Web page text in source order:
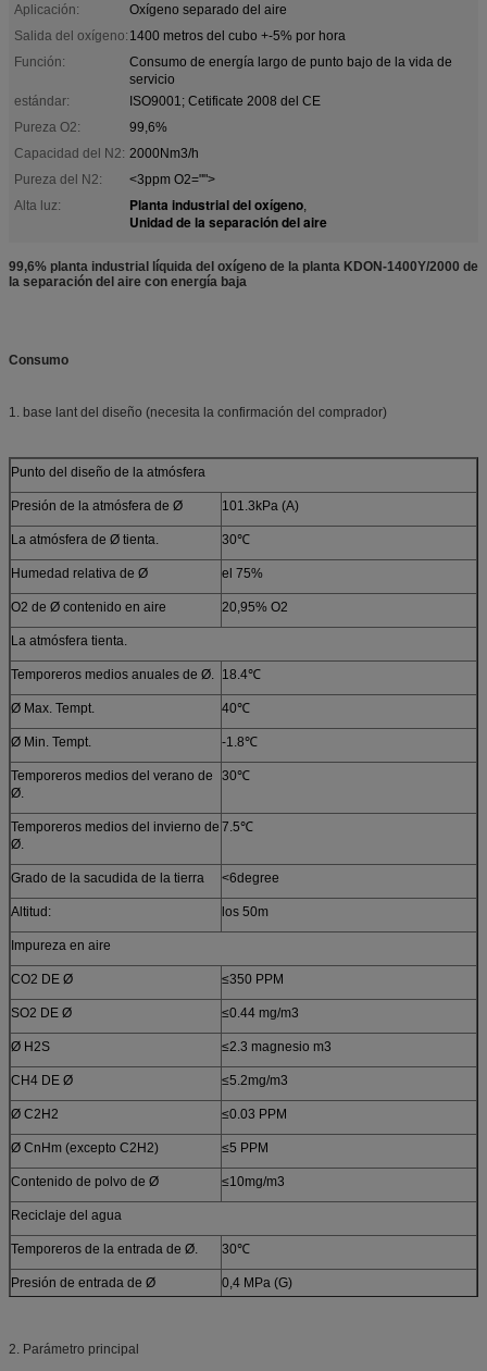
Aplicación:
Oxígeno separado del aire
Salida del oxígeno: 1400 metros del cubo +-5% por hora
Función:
Consumo de energía largo de punto bajo de la vida de
servicio
estándar:
ISO9001; Cetificate 2008 del CE
Pureza O2:
99,6%
Capacidad del N2: 2000Nm3/h
Pureza del N2:
<3ppm O2="">
Alta luz:
Planta industrial del oxígeno,
Unidad de la separación del aire
99,6% planta industrial líquida del oxígeno de la planta KDON-1400Y/2000 de
la separación del aire con energía baja
Consumo
1. base lant del diseño (necesita la confirmación del comprador)
Punto del diseño de la atmósfera
Presión de la atmósfera de Ø 101.3kPa (A)
La atmósfera de Ø tienta. 30℃
Humedad relativa de Ø el 75%
O2 de Ø contenido en aire 20,95% O2
La atmósfera tienta.
Temporeros medios anuales de Ø. 18.4℃
Ø Max. Tempt. 40℃
Ø Min. Tempt. -1.8℃
Temporeros medios del verano de
Ø.
30℃
Temporeros medios del invierno de
Ø.
7.5℃
Grado de la sacudida de la tierra <6degree
Altitud: los 50m
Impureza en aire
CO2 DE Ø ≤350 PPM
SO2 DE Ø ≤0.44 mg/m3
Ø H2S ≤2.3 magnesio m3
CH4 DE Ø ≤5.2mg/m3
Ø C2H2 ≤0.03 PPM
Ø CnHm (excepto C2H2) ≤5 PPM
Contenido de polvo de Ø ≤10mg/m3
Reciclaje del agua
Temporeros de la entrada de Ø. 30℃
Presión de entrada de Ø 0,4 MPa (G)
Subida de la temperatura máxima
2. Parámetro principal